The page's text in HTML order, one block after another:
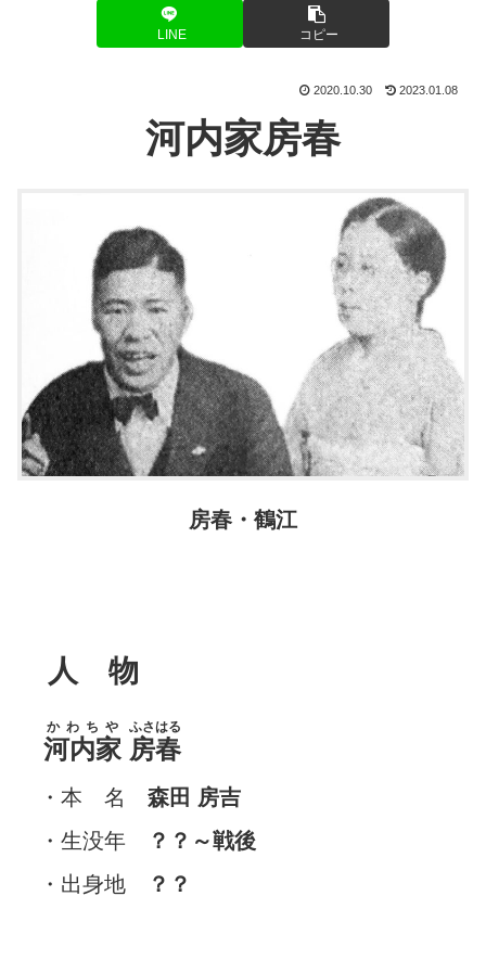
LINE コピー
2020.10.30 2023.01.08
河内家房春
房春・鶴江
人 物
河内家
かわちや
房春
ふさはる
・本 名 森田 房吉
・生没年
？？～戦後
・出身地 ？？